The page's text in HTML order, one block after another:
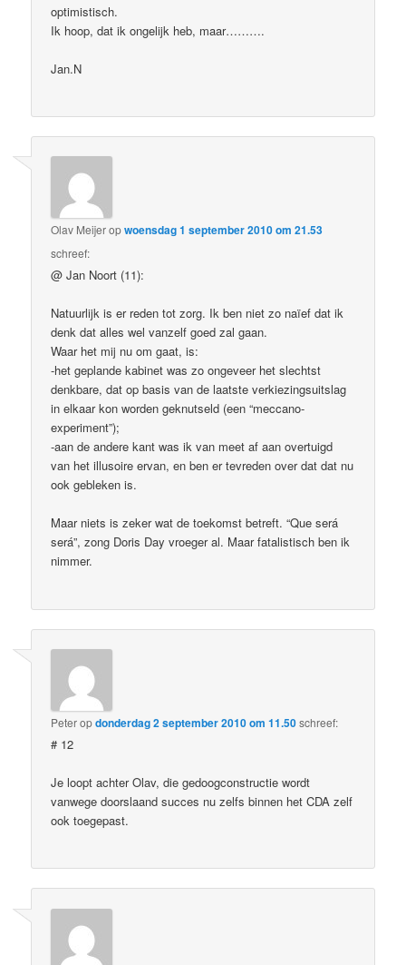
optimistisch.
Ik hoop, dat ik ongelijk heb, maar……….
Jan.N
Olav Meijeropwoensdag 1 september 2010 om 21.53
schreef:
@ Jan Noort (11):
Natuurlijk is er reden tot zorg. Ik ben niet zo naïef dat ik
denk dat alles wel vanzelf goed zal gaan.
Waar het mij nu om gaat, is:
-het geplande kabinet was zo ongeveer het slechtst
denkbare, dat op basis van de laatste verkiezingsuitslag
in elkaar kon worden geknutseld (een “meccano-
experiment”);
-aan de andere kant was ik van meet af aan overtuigd
van het illusoire ervan, en ben er tevreden over dat dat nu
ook gebleken is.
Maar niets is zeker wat de toekomst betreft. “Que será
será”, zong Doris Day vroeger al. Maar fatalistisch ben ik
nimmer.
Peteropdonderdag 2 september 2010 om 11.50schreef:
# 12
Je loopt achter Olav, die gedoogconstructie wordt
vanwege doorslaand succes nu zelfs binnen het CDA zelf
ook toegepast.